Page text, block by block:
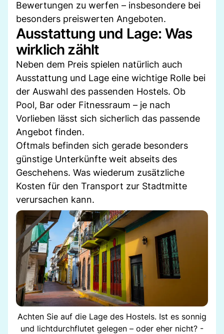
Bewertungen zu werfen – insbesondere bei
besonders preiswerten Angeboten.
Ausstattung und Lage: Was
wirklich zählt
Neben dem Preis spielen natürlich auch
Ausstattung und Lage eine wichtige Rolle bei
der Auswahl des passenden Hostels. Ob
Pool, Bar oder Fitnessraum – je nach
Vorlieben lässt sich sicherlich das passende
Angebot finden.
Oftmals befinden sich gerade besonders
günstige Unterkünfte weit abseits des
Geschehens. Was wiederum zusätzliche
Kosten für den Transport zur Stadtmitte
verursachen kann.
Achten Sie auf die Lage des Hostels. Ist es sonnig
und lichtdurchflutet gelegen – oder eher nicht? -